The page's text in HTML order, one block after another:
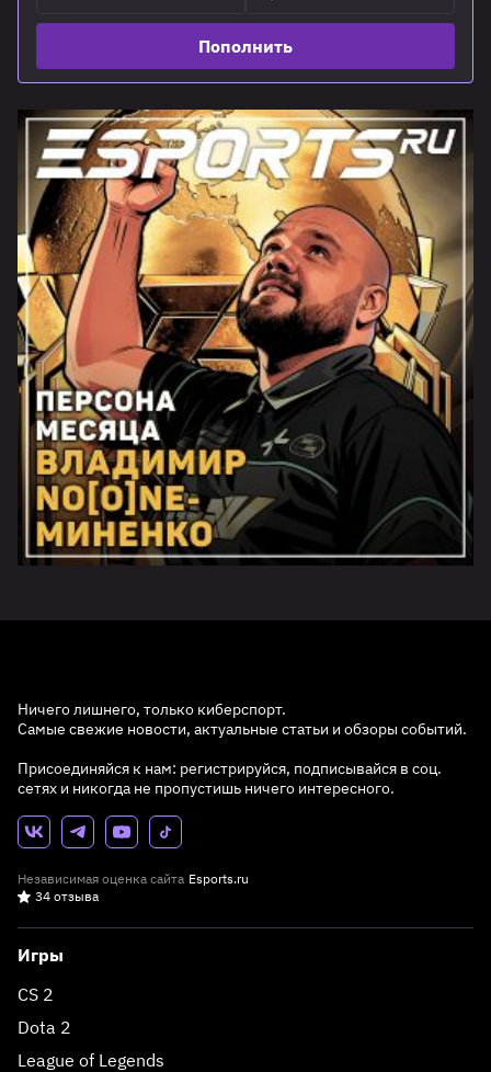
Пополнить
Ничего лишнего, только киберспорт.
Самые свежие новости, актуальные статьи и обзоры событий.
Присоединяйся к нам: регистрируйся, подписывайся в соц.
сетях и никогда не пропустишь ничего интересного.
Независимая оценка сайта Esports.ru
34 отзыва
Игры
CS 2
Dota 2
League of Legends